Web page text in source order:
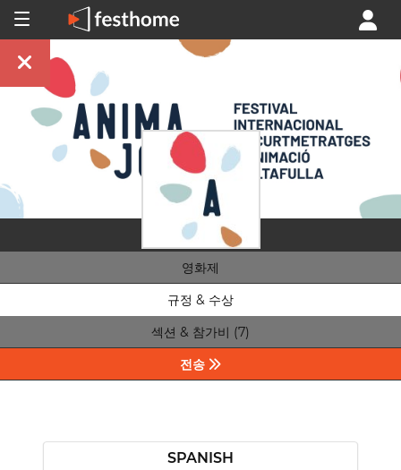
영화제
규정 & 수상
섹션 & 참가비 (7)
전송
SPANISH